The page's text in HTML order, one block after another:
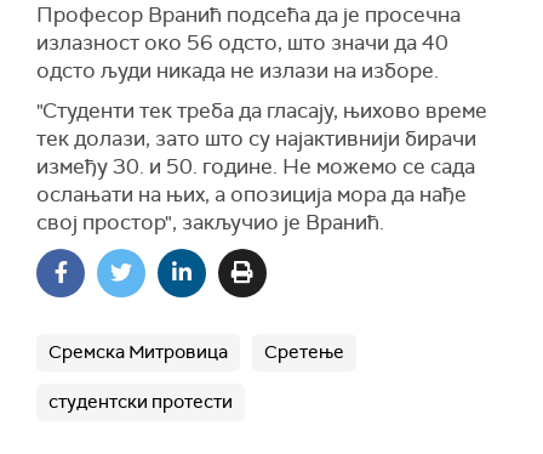
Професор Вранић подсећа да је просечна
излазност око 56 одсто, што значи да 40
одсто људи никада не излази на изборе.
"Студенти тек треба да гласају, њихово време
тек долази, зато што су најактивнији бирачи
између 30. и 50. године. Не можемо се сада
ослањати на њих, а опозиција мора да нађе
свој простор", закључио је Вранић.
Сремска Митровица Сретење
студентски протести